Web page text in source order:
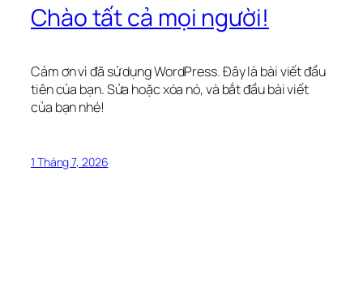
Chào tất cả mọi người!
Cảm ơn vì đã sử dụng WordPress. Đây là bài viết đầu
tiên của bạn. Sửa hoặc xóa nó, và bắt đầu bài viết
của bạn nhé!
1 Tháng 7, 2026